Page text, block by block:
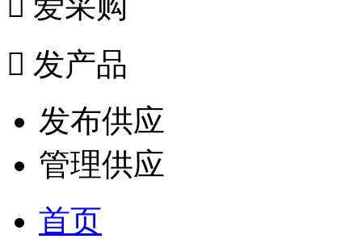
 发产品
发布供应
管理供应
首页